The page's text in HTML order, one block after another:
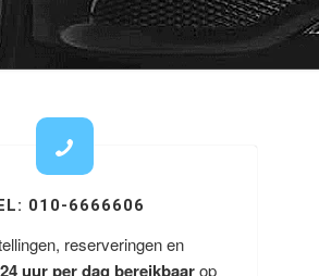
010-6666606
reserveringen en
24 uur per dag bereikbaarop